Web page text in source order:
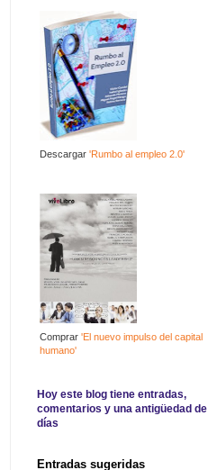
Descargar 'Rumbo al empleo 2.0'
Comprar 'El nuevo impulso del capital
humano'
Hoy este blog tiene entradas,
comentarios y una antigüedad de
días
Entradas sugeridas